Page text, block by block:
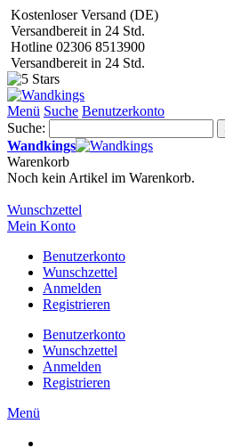
Kostenloser Versand (DE)
Versandbereit in 24 Std.
Hotline 02306 8513900
Versandbereit in 24 Std.
Menü Suche Benutzerkonto
Suche:
Wandkings
Warenkorb
Noch kein Artikel im Warenkorb.
Wunschzettel
Mein Konto
Benutzerkonto
Wunschzettel
Anmelden
Registrieren
Benutzerkonto
Wunschzettel
Anmelden
Registrieren
Menü